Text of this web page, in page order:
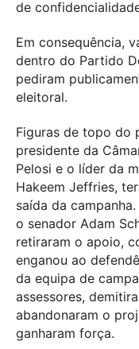
de
Em consequência,
dentro do Partido
pediram
eleitoral.
Figuras de topo do
presidente da
Pelosi e o líder da
Hakeem Jeffries,
saída da
o senador Adam
retiraram o apoio,
enganou ao
da equipa de
assessores,
abandonaram o
ganharam força.